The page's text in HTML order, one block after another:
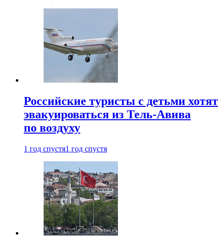
Российские туристы с детьми хотят
эвакуироваться из Тель-Авива
по воздуху
1 год спустя1 год спустя